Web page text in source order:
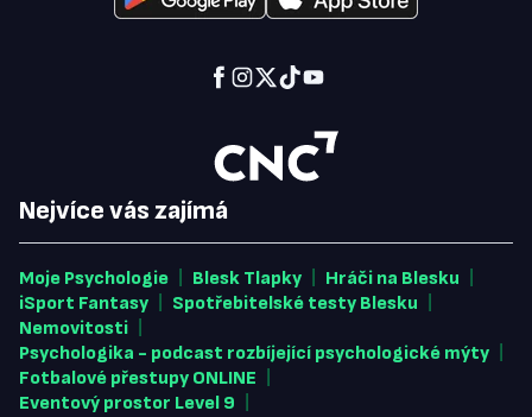
Nejvíce vás zajímá
Moje Psychologie Blesk Tlapky Hráči na Blesku
iSport Fantasy Spotřebitelské testy Blesku
Nemovitosti
Psychologika - podcast rozbíjející psychologické mýty
Fotbalové přestupy ONLINE
Eventový prostor Level 9